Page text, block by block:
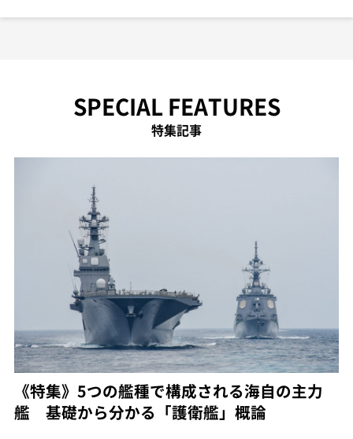
SPECIAL FEATURES
特集記事
《特集》5つの艦種で構成される海自の主力
艦 基礎から分かる「護衛艦」概論